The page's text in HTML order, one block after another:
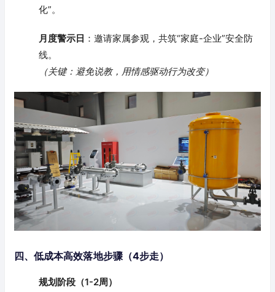
化”。
月度警示日 ：邀请家属参观，共筑“家庭-企业”安全防
线。
（关键：避免说教，用情感驱动行为改变）
四、低成本高效落地步骤（4步走）
规划阶段（1-2周）